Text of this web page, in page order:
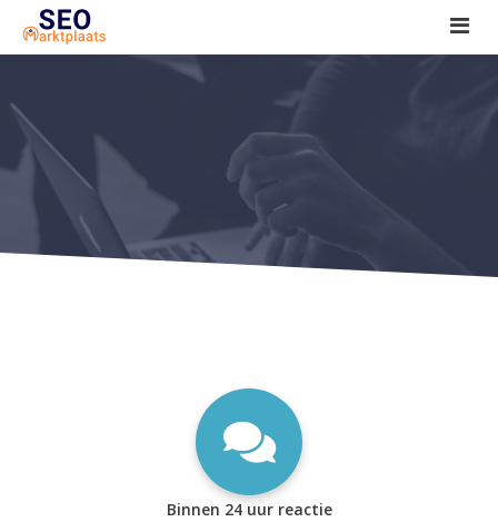
SEO tools reviews
Marketeer bij jou in de buurt?
Offerte
1. Seo voor beginners +
2. Onderzoeken +
Binnen 24 uur reactie